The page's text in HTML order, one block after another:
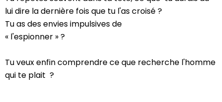
lui dire la dernière fois que tu l'as croisé ?
Tu as des envies impulsives de
« l'espionner » ?
Tu veux enfin comprendre ce que recherche l'homme
qui te plait ?